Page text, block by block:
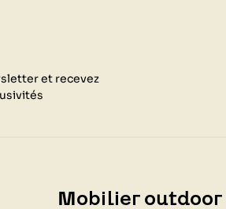
et recevez
Mobilier outdoor